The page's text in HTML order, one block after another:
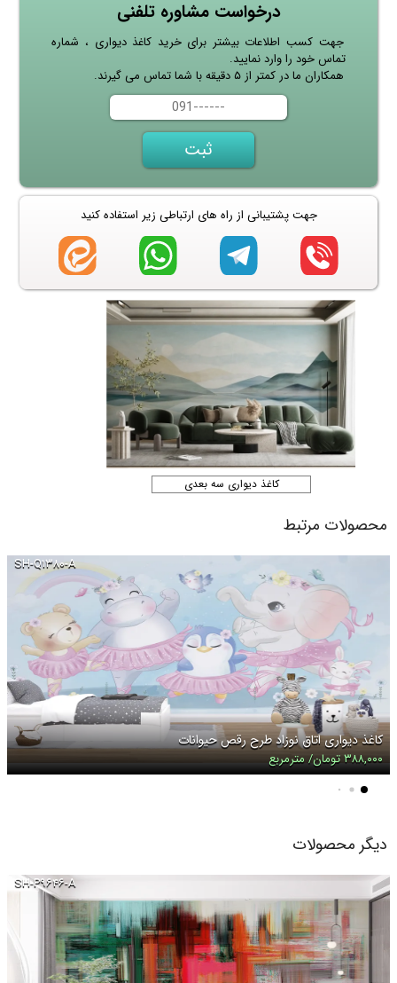
درخواست مشاوره تلفنی
جهت کسب اطلاعات بیشتر برای خرید کاغذ دیواری ، شماره
تماس خود را وارد نمایید.
همکاران ما در کمتر از ۵ دقیقه با شما تماس می گیرند.
جهت پشتیبانی از راه های ارتباطی زیر استفاده کنید
کاغذ دیواری سه بعدی
محصولات مرتبط
SH-Q۱۳۸۰-A
کاغذ دیواری اتاق نوزاد طرح رقص حیوانات
۳۸۸,۰۰۰ تومان/ مترمربع
دیگر محصولات
SH-P۹۶۴۶-A